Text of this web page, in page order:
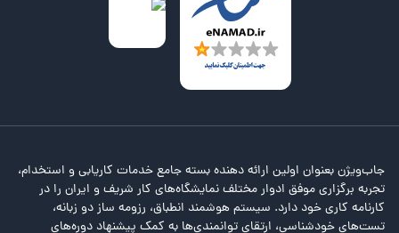
ازآنجایی‌که مرجع واحدی به‌نام کانال استخدام دولتی در کشور وجود ندارد،
ممکن است که اخبار استخدامهای دولتی و سراسری از طریق منابع و
سایت‌های مختلفی در اختیار کارجویان قرار گیرند. به‌عنوان‌مثال، سایت
سازمان سنجش آموزش کشور، یکی از مراجع منتشرکننده آگهی‌های استخدام
همین صفحه از سایت کاریابی جاب ویژن، از فراخوان استخدام شرکتهای
دولتی و زمان آزمونهای استخدامی در کشور مطلع شوید. به شکلی که با
دریافت جدیدترین آگهی‌های استخدام پیمانی و رسمی از طریق همین
صفحه، می‌توانید به سامانه استخدام دولتی مورداشاره در آگهی‌های
جاب‌ویژن بعنوان اولین ارائه دهنده بسته جامع خدمات کاریابی و استخدام،
تجربه برگزاری موفق ادوار مختلف نمایشگاه‌های کار شریف و ایران را در
کارنامه کاری خود دارد. سیستم هوشمند انطباق، رزومه ساز دو زبانه،
تست‌های خودشناسی، ارتقای توانمندی‌ها به کمک پیشنهاد دوره‌های